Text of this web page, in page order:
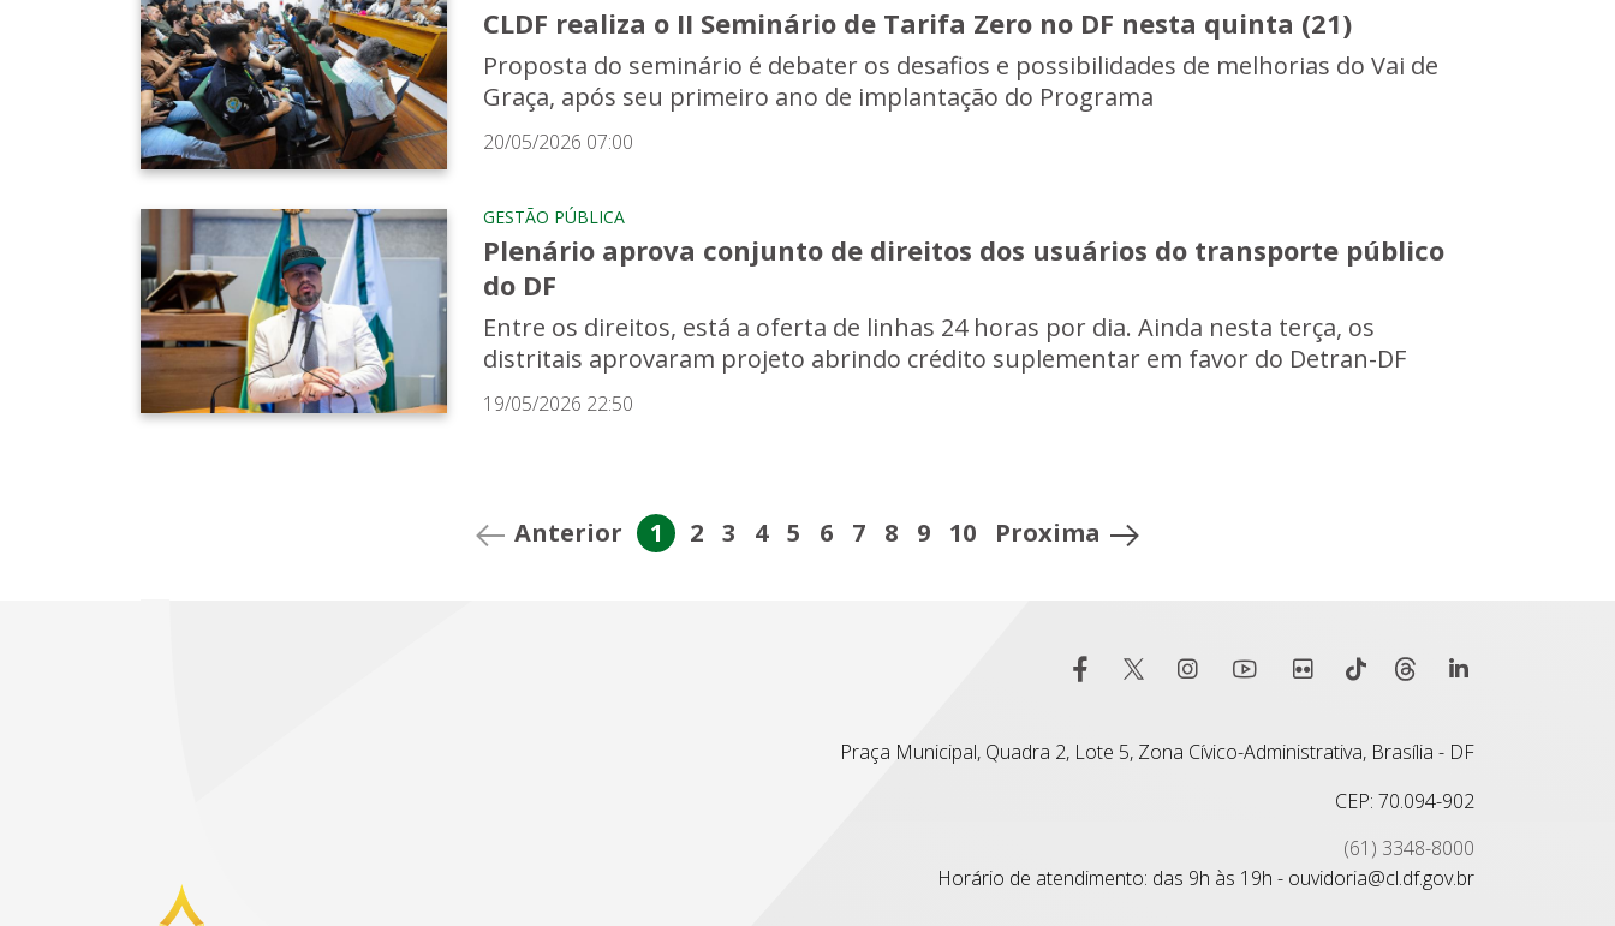
CLDF realiza o II Seminário de Tarifa Zero no DF nesta quinta (21)
Proposta do seminário é debater os desafios e possibilidades de melhorias do Vai de
Graça, após seu primeiro ano de implantação do Programa
20/05/2026 07:00
GESTÃO PÚBLICA
Plenário aprova conjunto de direitos dos usuários do transporte público
do DF
Entre os direitos, está a oferta de linhas 24 horas por dia. Ainda nesta terça, os
distritais aprovaram projeto abrindo crédito suplementar em favor do Detran-DF
19/05/2026 22:50
Anterior 1 2 3 4 5 6 7 8 9 10 Proxima
Praça Municipal, Quadra 2, Lote 5, Zona Cívico-Administrativa, Brasília - DF
CEP: 70.094-902
(61) 3348-8000
Horário de atendimento: das 9h às 19h - ouvidoria@cl.df.gov.br